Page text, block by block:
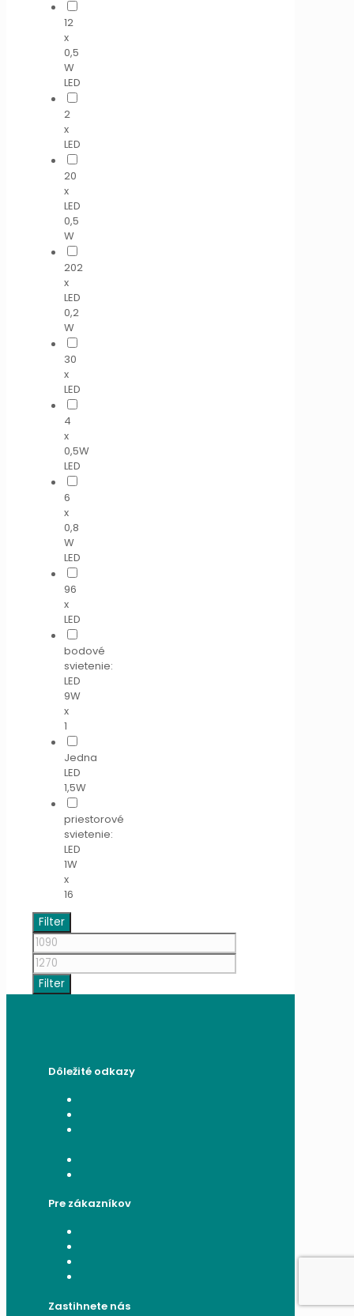
12
x
0,5
W
LED
2
x
LED
20
x
LED
0,5
W
202
x
LED
0,2
W
30
x
LED
4
x
0,5W
LED
6
x
0,8
W
LED
96
x
LED
bodové
svietenie:
LED
9W
x
1
Jedna
LED
1,5W
priestorové
svietenie:
LED
1W
x
16
Filter
Minimálna
cena
Maximálna
cena
Filter
Dôležité odkazy
Pre zákazníkov
Zastihnete nás